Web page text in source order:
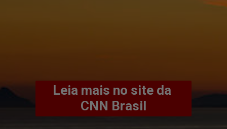
Leia mais no site da
CNN Brasil